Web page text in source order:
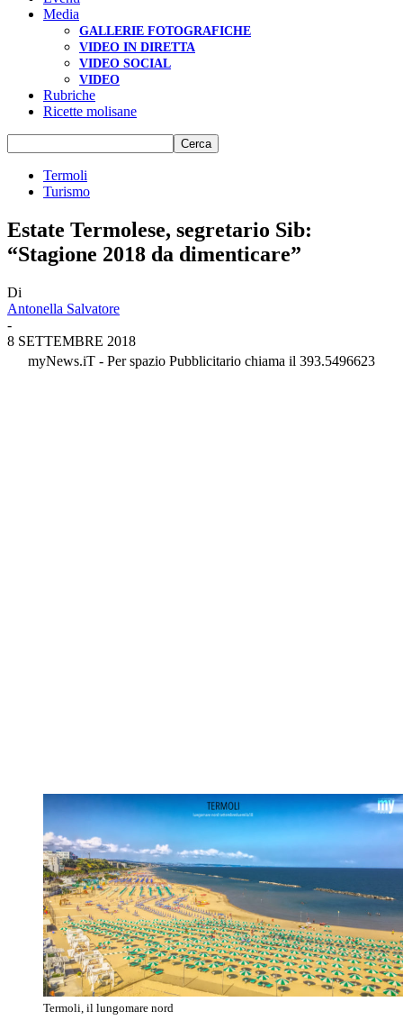
Media
GALLERIE FOTOGRAFICHE
VIDEO IN DIRETTA
VIDEO SOCIAL
VIDEO
Rubriche
Ricette molisane
Termoli
Turismo
Estate Termolese, segretario Sib:
“Stagione 2018 da dimenticare”
Di
Antonella Salvatore
-
8 SETTEMBRE 2018
myNews.iT - Per spazio Pubblicitario chiama il 393.5496623
Termoli, il lungomare nord